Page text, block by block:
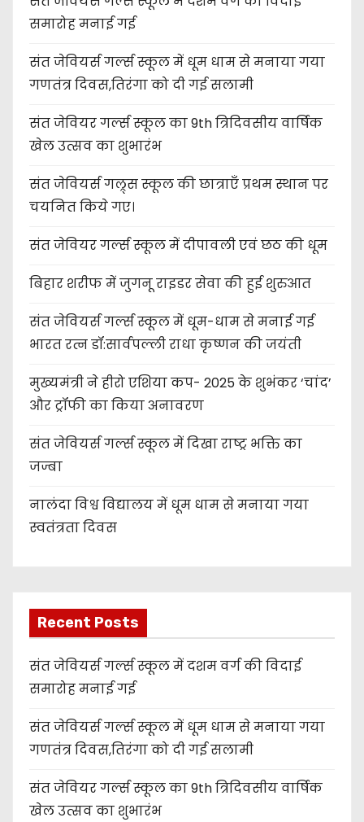
समारोह मनाई गई
संत जेवियर्स गर्ल्स स्कूल में धूम धाम से मनाया गया
गणतंत्र दिवस,तिरंगा को दी गई सलामी
संत जेवियर गर्ल्स स्कूल का 9th त्रिदिवसीय वार्षिक
खेल उत्सव का शुभारंभ
संत जेवियर्स गल्र्स स्कूल की छात्र‌ाएँ प्रथम स्थान पर
चयनित किये गए।
संत जेवियर गर्ल्स स्कूल में दीपावली एवं छठ की धूम
बिहार शरीफ में जुगनू राइडर सेवा की हुई शुरुआत
संत जेवियर्स गर्ल्स स्कूल में धूम-धाम से मनाई गई
भारत रत्न डॉ:सार्वपल्ली राधा कृष्णन की जयंती
मुख्यमंत्री ने हीरो एशिया कप- 2025 के शुभंकर ‘चांद’
और ट्रॉफी का किया अनावरण
संत जेवियर्स गर्ल्स स्कूल में दिखा राष्ट्र भक्ति का
जज्बा
नालंदा विश्व विद्यालय में धूम धाम से मनाया गया
स्वतंत्रता दिवस
Recent Posts
संत जेवियर्स गर्ल्स स्कूल में दशम वर्ग की विदाई
समारोह मनाई गई
संत जेवियर्स गर्ल्स स्कूल में धूम धाम से मनाया गया
गणतंत्र दिवस,तिरंगा को दी गई सलामी
संत जेवियर गर्ल्स स्कूल का 9th त्रिदिवसीय वार्षिक
खेल उत्सव का शुभारंभ